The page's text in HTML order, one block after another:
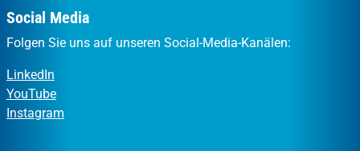
Social Media
Folgen Sie uns auf unseren Social-Media-Kanälen:
LinkedIn
YouTube
Instagram